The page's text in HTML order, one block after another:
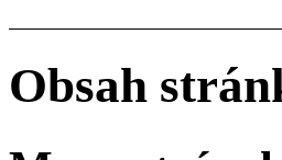
Obsah